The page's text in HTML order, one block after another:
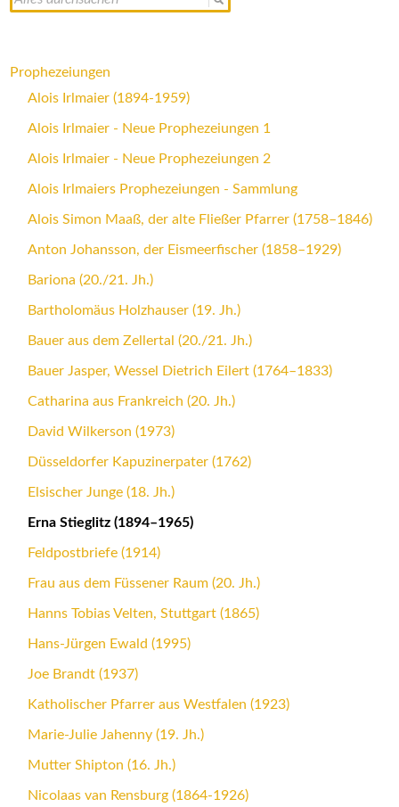
Prophezeiungen
Alois Irlmaier (1894-1959)
Alois Irlmaier - Neue Prophezeiungen 1
Alois Irlmaier - Neue Prophezeiungen 2
Alois Irlmaiers Prophezeiungen - Sammlung
Alois Simon Maaß, der alte Fließer Pfarrer (1758–1846)
Anton Johansson, der Eismeerfischer (1858–1929)
Bariona (20./21. Jh.)
Bartholomäus Holzhauser (19. Jh.)
Bauer aus dem Zellertal (20./21. Jh.)
Bauer Jasper, Wessel Dietrich Eilert (1764–1833)
Catharina aus Frankreich (20. Jh.)
David Wilkerson (1973)
Düsseldorfer Kapuzinerpater (1762)
Elsischer Junge (18. Jh.)
Erna Stieglitz (1894–1965)
Feldpostbriefe (1914)
Frau aus dem Füssener Raum (20. Jh.)
Hanns Tobias Velten, Stuttgart (1865)
Hans-Jürgen Ewald (1995)
Joe Brandt (1937)
Katholischer Pfarrer aus Westfalen (1923)
Marie-Julie Jahenny (19. Jh.)
Mutter Shipton (16. Jh.)
Nicolaas van Rensburg (1864-1926)